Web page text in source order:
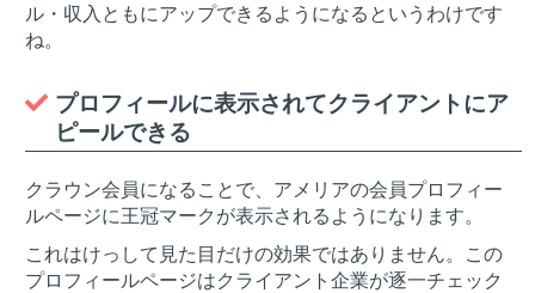
ル・収入ともにアップできるようになるというわけです
ね。
プロフィールに表示されてクライアントにア
ピールできる
クラウン会員になることで、アメリアの会員プロフィー
ルページに王冠マークが表示されるようになります。
これはけっして見た目だけの効果ではありません。この
プロフィールページはクライアント企業が逐一チェック